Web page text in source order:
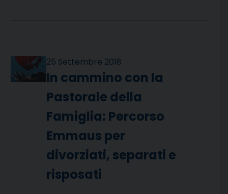
25 Settembre 2018
In cammino con la
Pastorale della
Famiglia: Percorso
Emmaus per
divorziati, separati e
risposati